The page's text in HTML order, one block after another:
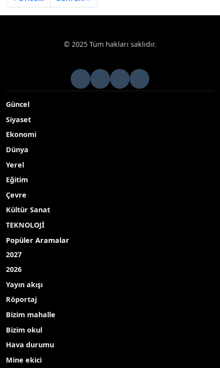
© 2025 Tüm hakları saklıdır.
Güncel
Siyaset
Ekonomi
Dünya
Yerel
Eğitim
Çevre
Kültür Sanat
TEKNOLOJİ
Popüler Aramalar
2027
2026
Yayın akışı
Röportaj
Bizim mahalle
Bizim okul
Hava durumu
Mine ekici